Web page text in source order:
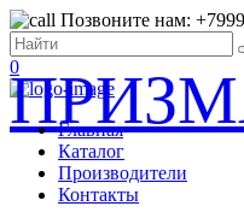
Позвоните нам:
0
Главная
Каталог
Производители
Контакты